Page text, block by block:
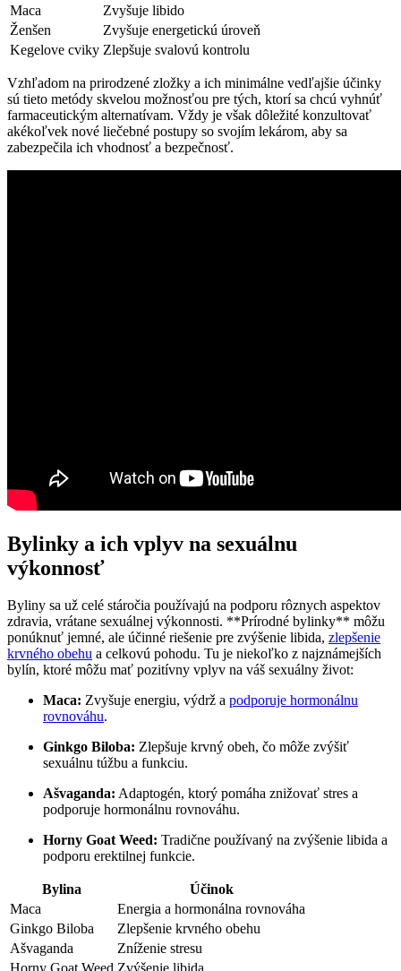
Maca
Zvyšuje libido
Ženšen
Zvyšuje energetickú úroveň
Kegelove cviky Zlepšuje svalovú kontrolu
Vzhľadom na prirodzené zložky a ich minimálne vedľajšie účinky
sú tieto metódy skvelou možnosťou pre tých, ktorí sa chcú vyhnúť
farmaceutickým alternatívam. Vždy je však dôležité konzultovať
akékoľvek nové liečebné postupy so svojím lekárom, aby sa
zabezpečila ich vhodnosť a bezpečnosť.
Bylinky a ich vplyv na sexuálnu
výkonnosť
Byliny sa už celé stáročia používajú na podporu rôznych aspektov
zdravia, vrátane sexuálnej výkonnosti. **Prírodné bylinky** môžu
ponúknuť jemné, ale účinné riešenie pre zvýšenie libida, zlepšenie
krvného obehu a celkovú pohodu. Tu je niekoľko z najznámejších
bylín, ktoré môžu mať pozitívny vplyv na váš sexuálny život:
Maca: Zvyšuje energiu, výdrž a podporuje hormonálnu
rovnováhu.
Ginkgo Biloba: Zlepšuje krvný obeh, čo môže zvýšiť
sexuálnu túžbu a funkciu.
Ašvaganda: Adaptogén, ktorý pomáha znižovať stres a
podporuje hormonálnu rovnováhu.
Horny Goat Weed: Tradične používaný na zvýšenie libida a
podporu erektilnej funkcie.
Bylina
Účinok
Maca
Energia a hormonálna rovnováha
Ginkgo Biloba
Zlepšenie krvného obehu
Ašvaganda
Zníženie stresu